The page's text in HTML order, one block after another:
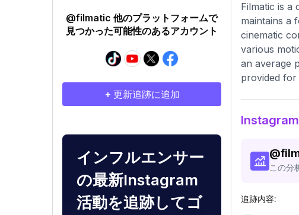
@filmatic 他のプラットフォームで
見つかった可能性のあるアカウント
+ 更新追跡に追加
インフルエンサー
の最新Instagram
活動を追跡してゴ
Filmatic is a
maintains a
cinematic
various
an average
provided
@
この分
追跡内容: